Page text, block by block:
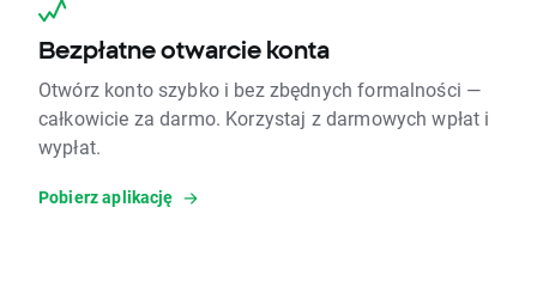
Bezpłatne otwarcie konta
Otwórz konto szybko i bez zbędnych formalności —
całkowicie za darmo. Korzystaj z darmowych wpłat i
wypłat.
Pobierz aplikację